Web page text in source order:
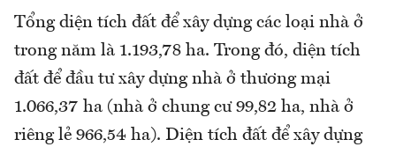
Tổng diện tích đất để xây dựng các loại nhà ở
trong năm là 1.193,78 ha. Trong đó, diện tích
đất để đầu tư xây dựng nhà ở thương mại
1.066,37 ha (nhà ở chung cư 99,82 ha, nhà ở
riêng lẻ 966,54 ha). Diện tích đất để xây dựng